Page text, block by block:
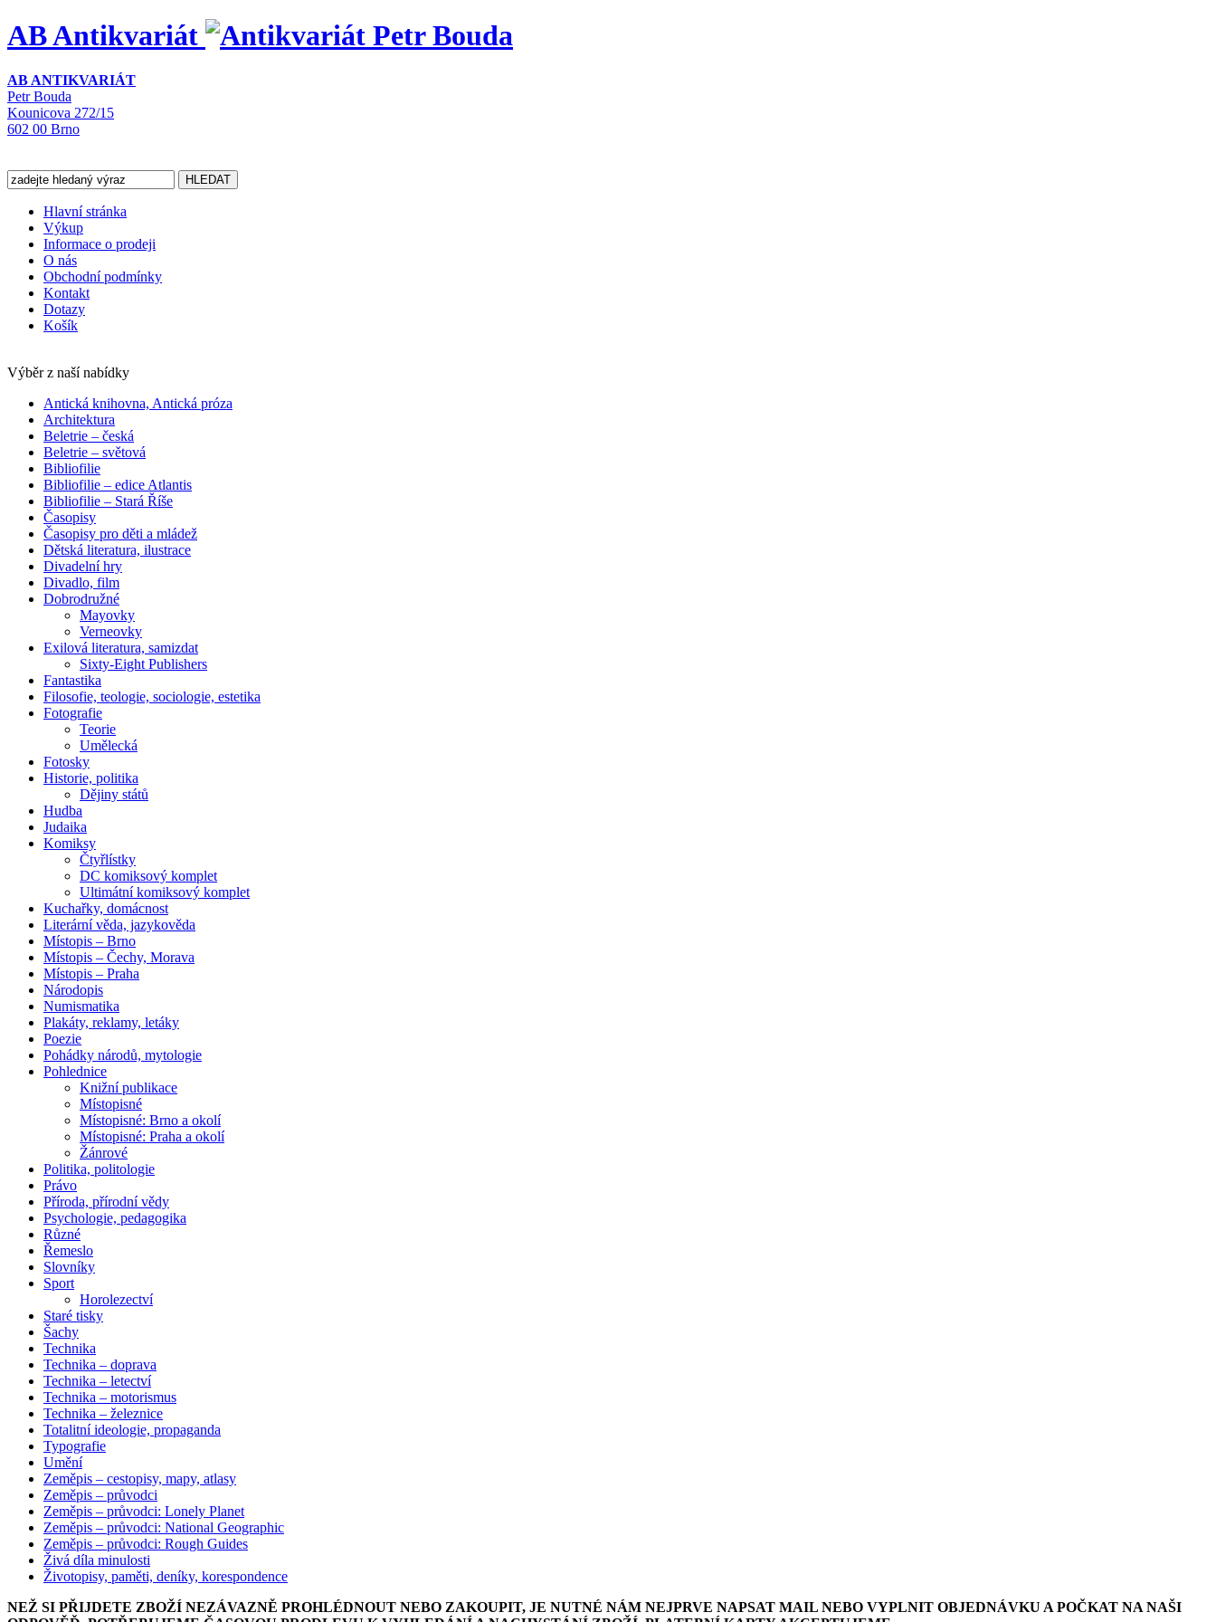
AB Antikvariát
AB ANTIKVARIÁT
Petr Bouda
Kounicova 272/15
602 00 Brno
Hlavní stránka
Výkup
Informace o prodeji
O nás
Obchodní podmínky
Kontakt
Dotazy
Košík
Výběr z naší nabídky
Antická knihovna, Antická próza
Architektura
Beletrie – česká
Beletrie – světová
Bibliofilie
Bibliofilie – edice Atlantis
Bibliofilie – Stará Říše
Časopisy
Časopisy pro děti a mládež
Dětská literatura, ilustrace
Divadelní hry
Divadlo, film
Dobrodružné
Mayovky
Verneovky
Exilová literatura, samizdat
Sixty-Eight Publishers
Fantastika
Filosofie, teologie, sociologie, estetika
Fotografie
Teorie
Umělecká
Fotosky
Historie, politika
Dějiny států
Hudba
Judaika
Komiksy
Čtyřlístky
DC komiksový komplet
Ultimátní komiksový komplet
Kuchařky, domácnost
Literární věda, jazykověda
Místopis – Brno
Místopis – Čechy, Morava
Místopis – Praha
Národopis
Numismatika
Plakáty, reklamy, letáky
Poezie
Pohádky národů, mytologie
Pohlednice
Knižní publikace
Místopisné
Místopisné: Brno a okolí
Místopisné: Praha a okolí
Žánrové
Politika, politologie
Právo
Příroda, přírodní vědy
Psychologie, pedagogika
Různé
Řemeslo
Slovníky
Sport
Horolezectví
Staré tisky
Šachy
Technika
Technika – doprava
Technika – letectví
Technika – motorismus
Technika – železnice
Totalitní ideologie, propaganda
Typografie
Umění
Zeměpis – cestopisy, mapy, atlasy
Zeměpis – průvodci
Zeměpis – průvodci: Lonely Planet
Zeměpis – průvodci: National Geographic
Zeměpis – průvodci: Rough Guides
Živá díla minulosti
Životopisy, paměti, deníky, korespondence
NEŽ SI PŘIJDETE ZBOŽÍ NEZÁVAZNĚ PROHLÉDNOUT NEBO ZAKOUPIT, JE NUTNÉ NÁM NEJPRVE NAPSAT MAIL NEBO VYPLNIT OBJEDNÁVKU A POČKAT NA NAŠI